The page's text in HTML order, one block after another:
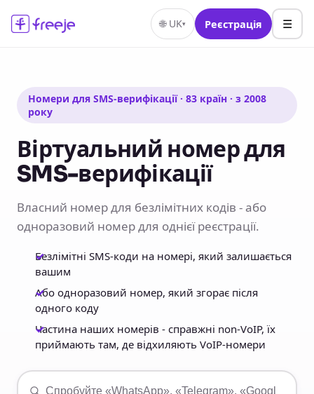
🌐 UK▾ Реєстрація ☰
Номери для SMS-верифікації · 83 країн · з 2008
року
Віртуальний номер для
SMS-верифікації
Власний номер для безлімітних кодів - або
одноразовий номер для однієї реєстрації.
Безлімітні SMS-коди на номері, який залишається
вашим
Або одноразовий номер, який згорає після
одного коду
Частина наших номерів - справжні non-VoIP, їх
приймають там, де відхиляють VoIP-номери